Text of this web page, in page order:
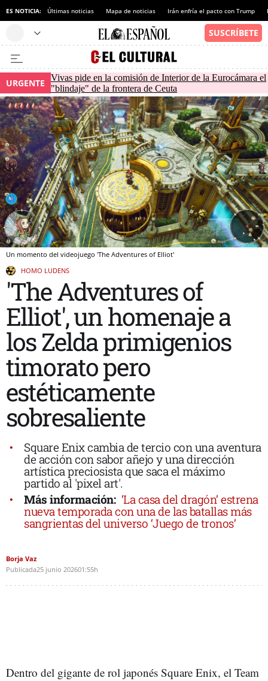
ES NOTICIA: Últimas noticias Mapa de noticias Irán enfría el pacto con Trump
URGENTE
Vivas pide en la comisión de Interior de la Eurocámara el
"blindaje" de la frontera de Ceuta
Un momento del videojuego 'The Adventures of Elliot'
HOMO LUDENS
'The Adventures of
Elliot', un homenaje a
los Zelda primigenios
timorato pero
estéticamente
sobresaliente
Square Enix cambia de tercio con una aventura
de acción con sabor añejo y una dirección
artística preciosista que saca el máximo
partido al 'pixel art'.
Más información: ‘La casa del dragón’ estrena
nueva temporada con una de las batallas más
sangrientas del universo ‘Juego de tronos’
Borja Vaz
Publicada25 junio 202601:55h
Dentro del gigante de rol japonés Square Enix, el Team